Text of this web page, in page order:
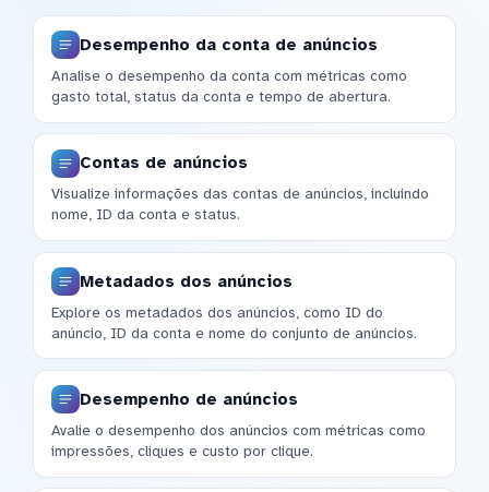
Desempenho da conta de anúncios
Analise o desempenho da conta com métricas como
gasto total, status da conta e tempo de abertura.
Contas de anúncios
Visualize informações das contas de anúncios, incluindo
nome, ID da conta e status.
Metadados dos anúncios
Explore os metadados dos anúncios, como ID do
anúncio, ID da conta e nome do conjunto de anúncios.
Desempenho de anúncios
Avalie o desempenho dos anúncios com métricas como
impressões, cliques e custo por clique.